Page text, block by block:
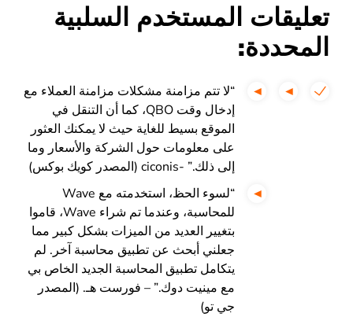
تعليقات المستخدم السلبية
المحددة:
“لا تتم مزامنة مشكلات مزامنة العملاء مع
إدخال وقت QBO، كما أن التنقل في
الموقع بسيط للغاية حيث لا يمكنك العثور
على معلومات حول الشركة والأسعار وما
إلى ذلك.” -ciconis (المصدر كويك بوكس)
“لسوء الحظ، استخدمته مع Wave
للمحاسبة، وعندما تم شراء Wave، قاموا
بتغيير العديد من الميزات بشكل كبير مما
جعلني أبحث عن تطبيق محاسبة آخر. لم
يتكامل تطبيق المحاسبة الجديد الخاص بي
مع مينيت دوك.” – فورست هـ. (المصدر
جي تو)